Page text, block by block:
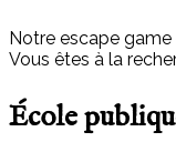
Notre escape game
Vous êtes à la
École